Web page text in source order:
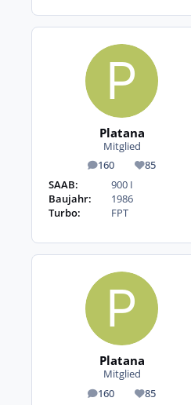
Platana
Mitglied
160
Beiträge 85
Reputation
SAAB:
900 I
Baujahr:
1986
Turbo:
FPT
Platana
Mitglied
160
Beiträge 85
Reputation